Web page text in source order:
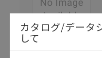
カタログ/データ
して